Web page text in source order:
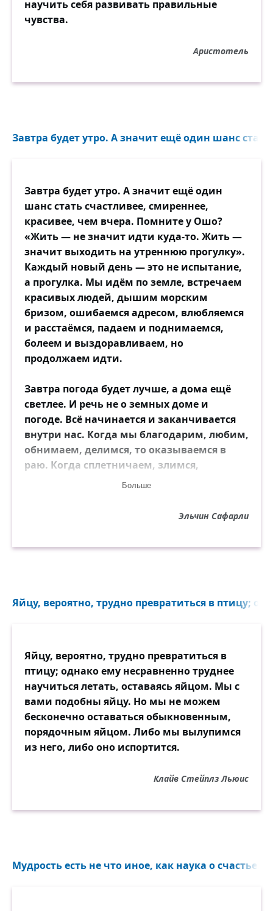
научить себя развивать правильные
чувства.
Аристотель
Завтра будет утро. А значит ещё один шанс стать
Завтра будет утро. А значит ещё один
шанс стать счастливее, смиреннее,
красивее, чем вчера. Помните у Ошо?
«Жить — не значит идти куда-то. Жить —
значит выходить на утреннюю прогулку».
Каждый новый день — это не испытание,
а прогулка. Мы идём по земле, встречаем
красивых людей, дышим морским
бризом, ошибаемся адресом, влюбляемся
и расстаёмся, падаем и поднимаемся,
болеем и выздоравливаем, но
продолжаем идти.
Завтра погода будет лучше, а дома ещё
светлее. И речь не о земных доме и
погоде. Всё начинается и заканчивается
внутри нас. Когда мы благодарим, любим,
обнимаем, делимся, то оказываемся в
раю. Когда сплетничаем, злимся,
ненавидим, обманываем — горим в аду.
не поддаваться всеобщему хаосу. Будем
Я не верю, что стать счастливым
двигаться, слышать, видеть, наблюдать и
сравнивать. Всегда есть те, кому сложнее
— важно об этом не забывать. Ведь
обычно мы считаем, что наш крест
тяжелее креста ближнего.
Больше
Эльчин Сафарли
Яйцу, вероятно, трудно превратиться в птицу;
Яйцу, вероятно, трудно превратиться в
птицу; однако ему несравненно труднее
научиться летать, оставаясь яйцом. Мы с
вами подобны яйцу. Но мы не можем
бесконечно оставаться обыкновенным,
порядочным яйцом. Либо мы вылупимся
из него, либо оно испортится.
Клайв Стейплз Льюис
Мудрость есть не что иное, как наука о счастье...